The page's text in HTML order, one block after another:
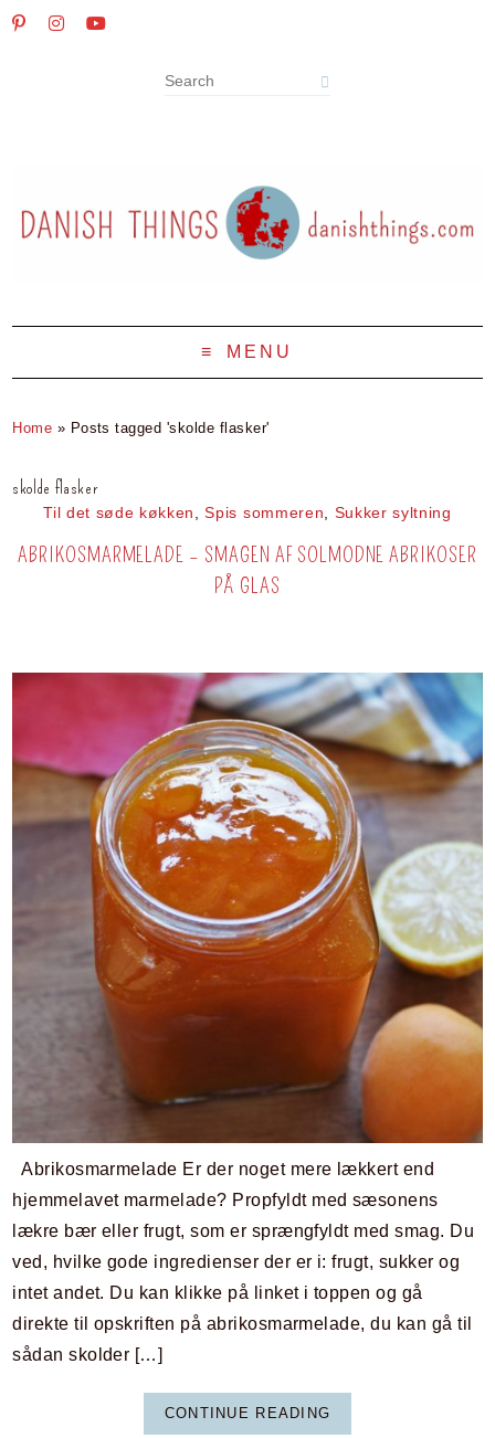
MENU
Home » Posts tagged 'skolde flasker'
skolde flasker
Til det søde køkken ,Spis sommeren, Sukker syltning
ABRIKOSMARMELADE – SMAGEN AF SOLMODNE ABRIKOSER
PÅ GLAS
Abrikosmarmelade Er der noget mere lækkert end
hjemmelavet marmelade? Propfyldt med sæsonens
lækre bær eller frugt, som er sprængfyldt med smag. Du
ved, hvilke gode ingredienser der er i: frugt, sukker og
intet andet. Du kan klikke på linket i toppen og gå
direkte til opskriften på abrikosmarmelade, du kan gå til
sådan skolder […]
CONTINUE READING